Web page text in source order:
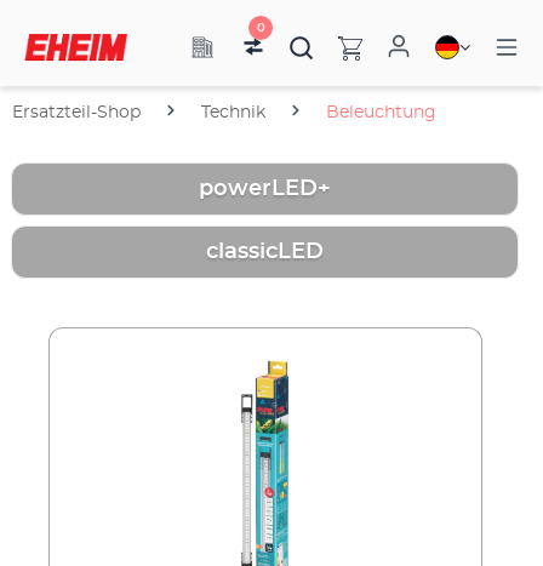
0
Ersatzteil-Shop Technik Beleuchtung
powerLED+
classicLED